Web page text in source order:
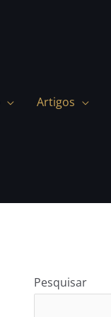
Artigos
Pesquisar